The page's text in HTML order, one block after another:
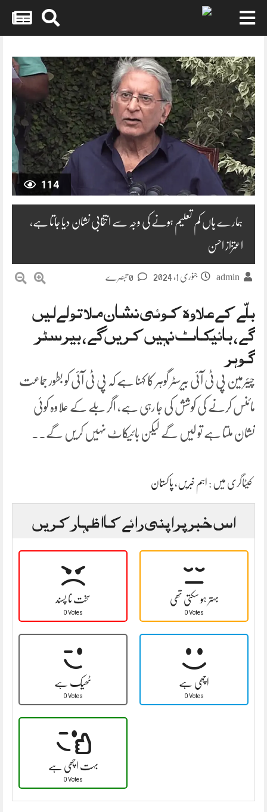
content
114
ہمارے ہاں کم تعلیم ہونے کی وجہ سے انتخابی نشان دیا جاتا ہے،
اعتزاز احسن
admin جنوری 1, 2024
بلّے کے علاوہ کوئی نشان ملا تو لے لیں
گے، بائیکاٹ نہیں کریں گے، بیرسٹر
گوہر
چیئرمین پی ٹی آئی بیرسٹر گوہر کا کہنا ہے کہ پی ٹی آئی کو بطور جماعت
مائنس کرنے کی کوشش کی جا رہی ہے، اگر بلے کے علاوہ کوئی
نشان ملتا ہے تو لیں گے لیکن بائیکاٹ نہیں کریں گے۔۔
کیٹاگری میں : اہم خبریں ، پاکستان
اس خبر پر اپنی رائے کا اظہار کریں
سخت نا پسند
0 Votes
بہتر ہو سکتی تھی
0 Votes
ٹھیک ہے
0 Votes
اچھی ہے
0 Votes
بہت اچھی ہے
0 Votes